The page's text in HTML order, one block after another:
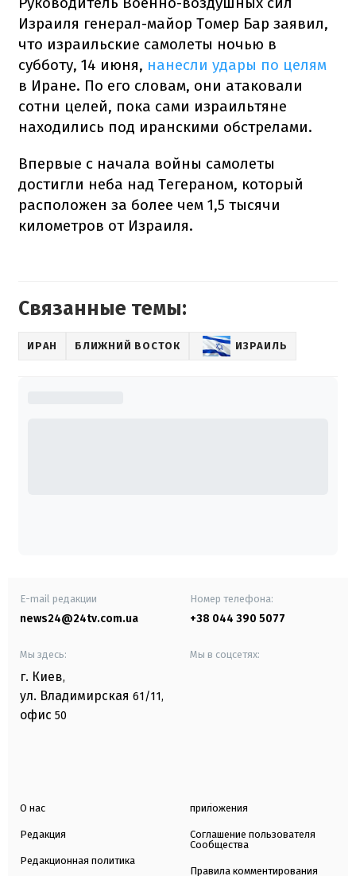
Израиля генерал-майор Томер Бар заявил,
что израильские самолеты ночью в
субботу, 14 июня, нанесли удары по целям
в Иране. По его словам, они атаковали
сотни целей, пока сами израильтяне
находились под иранскими обстрелами.
Впервые с начала войны самолеты
достигли неба над Тегераном, который
расположен за более чем 1,5 тысячи
километров от Израиля.
Связанные темы:
ИРАН БЛИЖНИЙ ВОСТОК ИЗРАИЛЬ
E-mail редакции
news24@24tv.com.ua
Номер телефона:
+38 044 390 5077
Мы здесь:
г. Киев,
ул. Владимирская 61/11,
офис 50
Мы в соцсетях:
О нас
Редакция
Редакционная политика
приложения
Соглашение пользователя
Сообщества
Правила комментирования